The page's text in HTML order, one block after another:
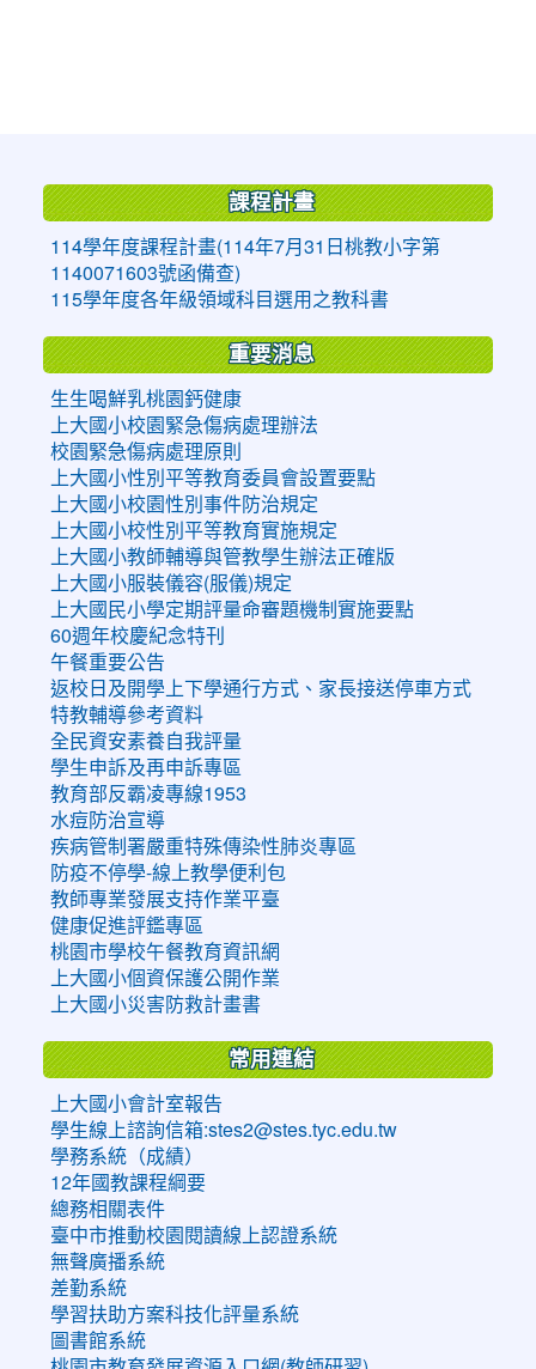
課程計畫
114學年度課程計畫(114年7月31日桃教小字第
1140071603號函備查)
115學年度各年級領域科目選用之教科書
重要消息
生生喝鮮乳桃園鈣健康
上大國小校園緊急傷病處理辦法
校園緊急傷病處理原則
上大國小性別平等教育委員會設置要點
上大國小校園性別事件防治規定
上大國小校性別平等教育實施規定
上大國小教師輔導與管教學生辦法正確版
上大國小服裝儀容(服儀)規定
上大國民小學定期評量命審題機制實施要點
60週年校慶紀念特刊
午餐重要公告
返校日及開學上下學通行方式、家長接送停車方式
特教輔導參考資料
全民資安素養自我評量
學生申訴及再申訴專區
教育部反霸凌專線1953
水痘防治宣導
疾病管制署嚴重特殊傳染性肺炎專區
防疫不停學-線上教學便利包
教師專業發展支持作業平臺
健康促進評鑑專區
桃園市學校午餐教育資訊網
上大國小個資保護公開作業
上大國小災害防救計畫書
常用連結
上大國小會計室報告
學生線上諮詢信箱:stes2@stes.tyc.edu.tw
學務系統（成績）
12年國教課程綱要
總務相關表件
臺中市推動校園閱讀線上認證系統
無聲廣播系統
差勤系統
學習扶助方案科技化評量系統
圖書館系統